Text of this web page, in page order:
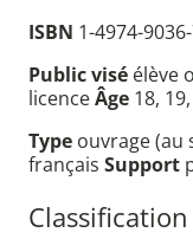
ISBN 1-4974-
Public visé élève
licenceÂge 18,
Type ouvrage (au
français Support
Classification